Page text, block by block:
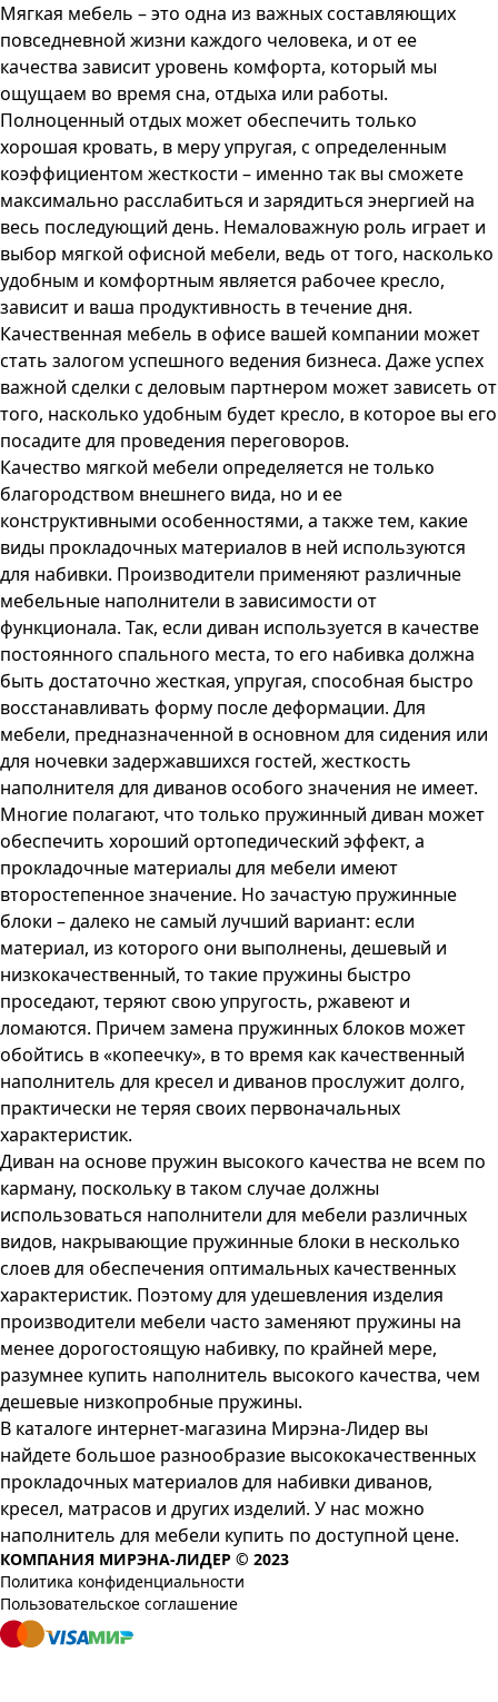
Мягкая мебель – это одна из важных составляющих
повседневной жизни каждого человека, и от ее
качества зависит уровень комфорта, который мы
ощущаем во время сна, отдыха или работы.
Полноценный отдых может обеспечить только
хорошая кровать, в меру упругая, с определенным
коэффициентом жесткости – именно так вы сможете
максимально расслабиться и зарядиться энергией на
весь последующий день. Немаловажную роль играет и
выбор мягкой офисной мебели, ведь от того, насколько
удобным и комфортным является рабочее кресло,
зависит и ваша продуктивность в течение дня.
Качественная мебель в офисе вашей компании может
стать залогом успешного ведения бизнеса. Даже успех
важной сделки с деловым партнером может зависеть от
того, насколько удобным будет кресло, в которое вы его
посадите для проведения переговоров.
Качество мягкой мебели определяется не только
благородством внешнего вида, но и ее
конструктивными особенностями, а также тем, какие
виды прокладочных материалов в ней используются
для набивки. Производители применяют различные
мебельные наполнители в зависимости от
функционала. Так, если диван используется в качестве
постоянного спального места, то его набивка должна
быть достаточно жесткая, упругая, способная быстро
восстанавливать форму после деформации. Для
мебели, предназначенной в основном для сидения или
для ночевки задержавшихся гостей, жесткость
наполнителя для диванов особого значения не имеет.
Многие полагают, что только пружинный диван может
обеспечить хороший ортопедический эффект, а
прокладочные материалы для мебели имеют
второстепенное значение. Но зачастую пружинные
блоки – далеко не самый лучший вариант: если
материал, из которого они выполнены, дешевый и
низкокачественный, то такие пружины быстро
проседают, теряют свою упругость, ржавеют и
ломаются. Причем замена пружинных блоков может
обойтись в «копеечку», в то время как качественный
наполнитель для кресел и диванов прослужит долго,
практически не теряя своих первоначальных
характеристик.
Диван на основе пружин высокого качества не всем по
карману, поскольку в таком случае должны
использоваться наполнители для мебели различных
видов, накрывающие пружинные блоки в несколько
слоев для обеспечения оптимальных качественных
характеристик. Поэтому для удешевления изделия
производители мебели часто заменяют пружины на
менее дорогостоящую набивку, по крайней мере,
разумнее купить наполнитель высокого качества, чем
дешевые низкопробные пружины.
В каталоге интернет-магазина Мирэна-Лидер вы
найдете большое разнообразие высококачественных
прокладочных материалов для набивки диванов,
кресел, матрасов и других изделий. У нас можно
наполнитель для мебели купить по доступной цене.
КОМПАНИЯ МИРЭНА-ЛИДЕР © 2023
Политика конфиденциальности
Пользовательское соглашение